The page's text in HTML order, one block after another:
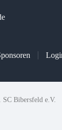
Bibersfeld e.V.